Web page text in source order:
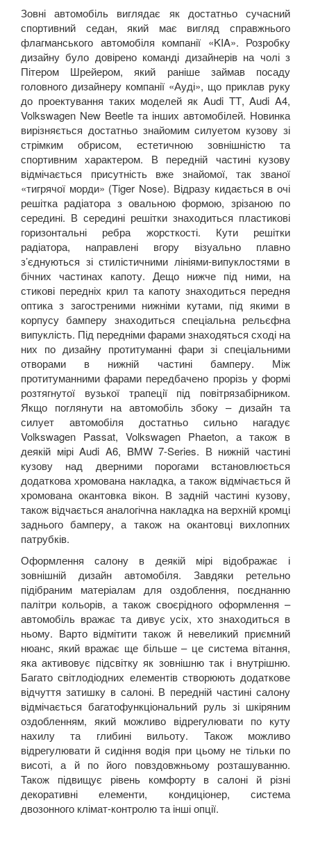
SAAB keyboard_arrow_down
SEAT keyboard_arrow_down
SKODA keyboard_arrow_down
SMART keyboard_arrow_down
SUBARU keyboard_arrow_down
SUZUKI keyboard_arrow_down
TESLA keyboard_arrow_down
TOYOTA keyboard_arrow_down
VOLKSWAGEN keyboard_arrow_down
VOLVO
В наявності! keyboard_arrow_down
Зовні автомобіль виглядає як достатньо сучасний
спортивний седан, який має вигляд справжнього
флагманського автомобіля компанії «KIA». Розробку
дизайну було довірено команді дизайнерів на чолі з
Пітером Шрейером, який раніше займав посаду
головного дизайнеру компанії «Ауді», що приклав руку
до проектування таких моделей як Audi TT,Audi A4,
Volkswagen New Beetle та інших автомобілей. Новинка
вирізняється достатньо знайомим силуетом кузову зі
стрімким обрисом, естетичною зовнішністю та
спортивним характером. В передній частині кузову
відмічається присутність вже знайомої, так званої
«тигрячої морди» (Tiger Nose). Відразу кидається в очі
решітка радіатора з овальною формою, зрізаною по
середині. В середині решітки знаходиться пластикові
горизонтальні ребра жорсткості. Кути решітки
радіатора, направлені вгору візуально плавно
з’єднуються зі стилістичними лініями-випуклостями в
бічних частинах капоту. Дещо нижче під ними, на
стикові передніх крил та капоту знаходиться передня
оптика з загостреними нижніми кутами, під якими в
корпусу бамперу знаходиться спеціальна рельєфна
випуклість. Під передніми фарами знаходяться сході на
них по дизайну протитуманні фари зі спеціальними
отворами в нижній частині бамперу. Між
протитуманними фарами передбачено прорізь у формі
розтягнутої вузької трапеції під повітрязабірником.
Якщо поглянути на автомобіль збоку – дизайн та
силует автомобіля достатньо сильно нагадує
Volkswagen Passat, Volkswagen Phaeton, а також в
деякій міріAudi A6, BMW7-Series. В нижній частині
кузову над дверними порогами встановлюється
додаткова хромована накладка, а також відмічається й
хромована окантовка вікон. В задній частині кузову,
також відчається аналогічна накладка на верхній кромці
заднього бамперу, а також на окантовці вихлопних
патрубків.
Оформлення салону в деякій мірі відображає і
зовнішній дизайн автомобіля. Завдяки ретельно
підібраним матеріалам для оздоблення, поєднанню
палітри кольорів, а також своєрідного оформлення –
автомобіль вражає та дивує усіх, хто знаходиться в
ньому. Варто відмітити також й невеликий приємний
нюанс, який вражає ще більше – це система вітання,
яка активовує підсвітку як зовнішню так і внутрішню.
Багато світлодіодних елементів створюють додаткове
відчуття затишку в салоні. В передній частині салону
відмічається багатофункціональний руль зі шкіряним
оздобленням, який можливо відрегулювати по куту
нахилу та глибині вильоту. Також можливо
відрегулювати й сидіння водія при цьому не тільки по
висоті, а й по його повздовжньому розташуванню.
Також підвищує рівень комфорту в салоні й різні
декоративні елементи, кондиціонер, система
двозонного клімат-контролю та інші опції.